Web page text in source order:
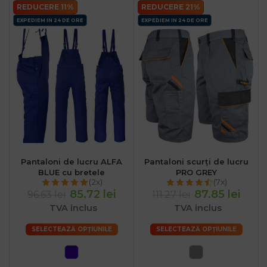
REDUCERE 11%
EXPEDIEM IN 24 DE ORE
Pantaloni de lucru ALFA
BLUE cu bretele
(2x)
85.72 lei
TVA inclus
SELECTEAZĂ OPȚIUNILE
REDUCERE 21%
EXPEDIEM IN 24 DE ORE
Pantaloni scurți de lucru
PRO GREY
(7x)
87.85 lei
TVA inclus
SELECTEAZĂ OPȚIUNILE